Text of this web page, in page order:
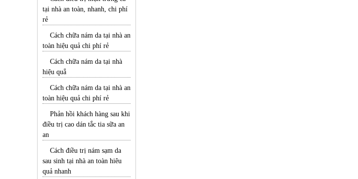
tại nhà an toàn, nhanh, chi phí
rẻ
Cách chữa nám da tại nhà an
toàn hiệu quả chi phí rẻ
Cách chữa nám da tại nhà
hiệu quẳ
Cách chữa nám da tại nhà an
toàn hiệu quả chi phí rẻ
Phản hồi khách hàng sau khi
điều trị cao dán tắc tia sữa an
an
Cách điều trị nám sạm da
sau sinh tại nhà an toàn hiêu
quả nhanh